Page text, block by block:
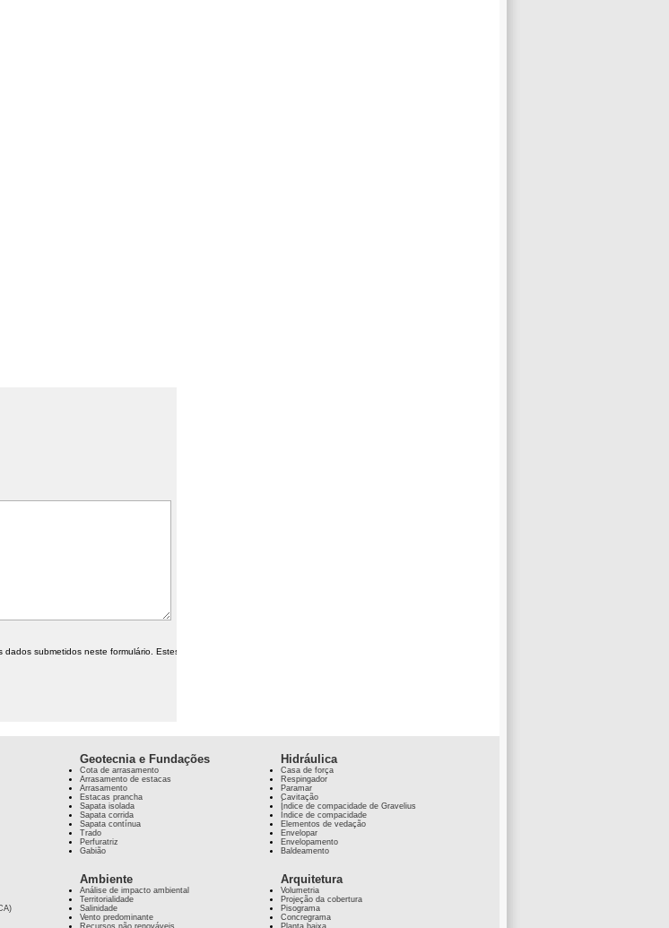
submetidos neste formulário. Estes
Geotecnia e Fundações
Cota de arrasamento
Arrasamento de estacas
Arrasamento
Estacas prancha
Sapata isolada
Sapata corrida
Sapata contínua
Trado
Perfuratriz
Gabião
Hidráulica
Casa de força
Respingador
Paramar
Cavitação
Índice de compacidade de Gravelius
Índice de compacidade
Elementos de vedação
Envelopar
Envelopamento
Baldeamento
Ambiente
Análise de impacto ambiental
Territorialidade
Salinidade
Vento predominante
Recursos não renováveis
Arquitetura
Volumetria
Projeção da cobertura
Pisograma
Concregrama
Planta baixa